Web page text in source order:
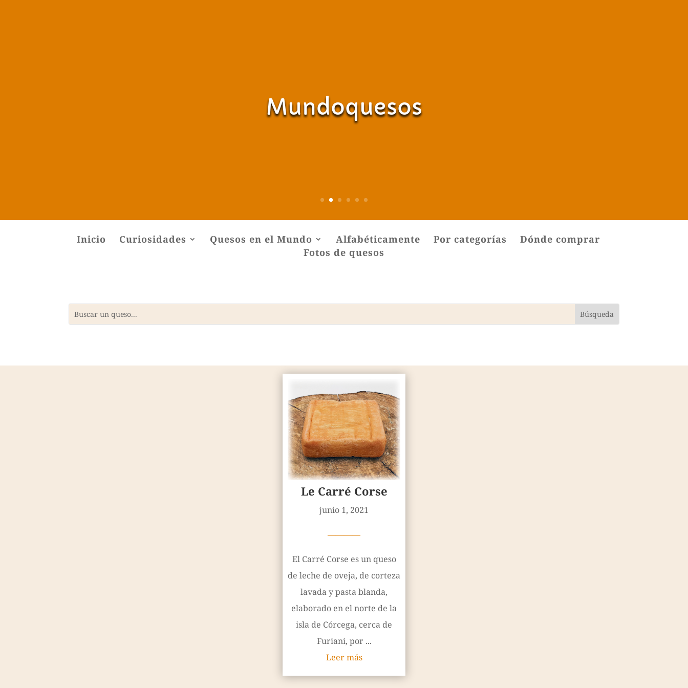
Mundoquesos
Inicio Curiosidades Quesos en el Mundo Alfabéticamente Por categorías
Dónde comprar
Fotos de quesos
Le Carré Corse
junio 1, 2021
————
El Carré Corse es un queso
de leche de oveja, de corteza
lavada y pasta blanda,
elaborado en el norte de la
isla de Córcega, cerca de
Furiani, por ...
Leer más